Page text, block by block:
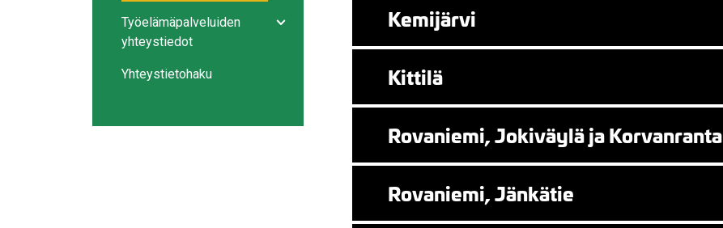
Työelämäpalveluiden
yhteystiedot
Yhteystietohaku
Kemijärvi
Kittilä
Rovaniemi, Jokiväylä ja Korvanranta
Rovaniemi, Jänkätie